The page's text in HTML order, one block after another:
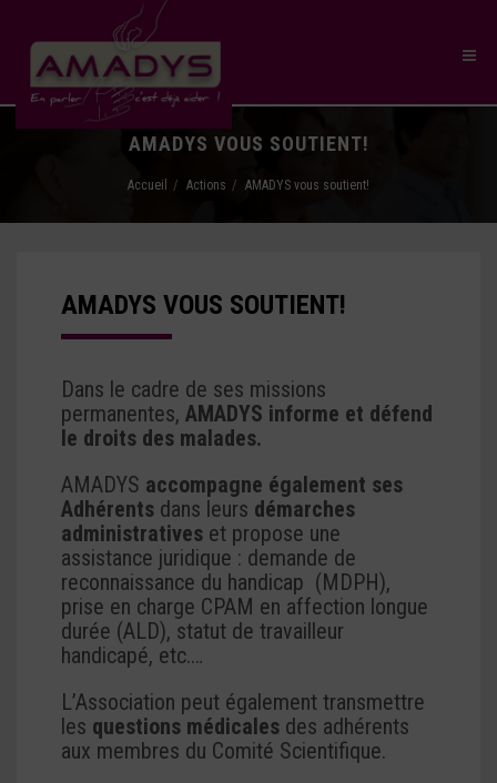
AMADYS VOUS SOUTIENT!
Accueil Actions AMADYS vous soutient!
AMADYS VOUS SOUTIENT!
Dans le cadre de ses missions
permanentes, AMADYS informe et défend
le droits des malades.
AMADYS accompagne également ses
Adhérents dans leurs démarches
administratives et propose une
assistance juridique : demande de
reconnaissance du handicap (MDPH),
prise en charge CPAM en affection longue
durée (ALD), statut de travailleur
handicapé, etc.…
L’Association peut également transmettre
les questions médicales des adhérents
aux membres du Comité Scientifique.